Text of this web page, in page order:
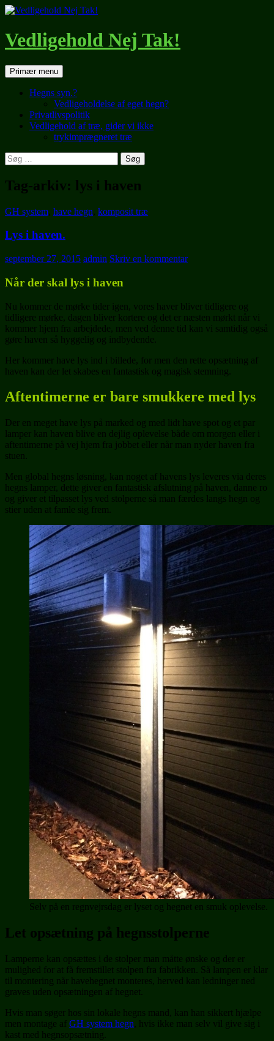
Hop
indhold
Vedligehold Nej Tak!
SøgPrimær menu
Hegns syn.?
Vedligeholdelse af eget hegn?
Privatlivspolitik
Vedligehold af træ, gider vi ikke
trykimprægneret træ
Søg
efter:
Tag-arkiv: lys i haven
GH system, have hegn, komposit træ
Lys i haven.
september 27, 2015 admin Skriv en kommentar
Når der skal lys i haven
Nu kommer de mørke tider igen, vores haver bliver tidligere og
tidligere mørke, dagen bliver kortere og det er næsten mørkt når vi
kommer hjem fra arbejdede, men ved denne tid kan vi samtidig også
gøre haven så hyggelig og indbydende.
Her kommer have lys ind i billede, for men den rette opsætning af
haven kan der let skabes en fantastisk og magisk stemning.
Aftentimerne er bare smukkere med lys
Der en meget have lys på marked og med lidt have spot og et par
lamper kan haven blive en dejlig oplevelse både om morgen eller i
aftentimerne på vej hjem fra jobbet eller når man nyder haven fra
stuen.
Men global hegns løsning, kan noget af havens lys leveres via deres
hegns lamper, dette giver en fantastisk afslutning på haven, danne ro
og giver et tilpasset lys ved stolperne så man færdes langs hegn og
stier uden at famle sig frem.
Selv på en regnvejrsdag er lyset og hegnet en smuk oplevelse.
Let opsætning på hegnsstolperne
Lamperne kan opsættes i de stolper man måtte ønske og der er
mulighed for at få fremstillet stolpen fra fabrikken. Så lampen er klar
til montering når havehegnet monteres, herved kan ledninger ned
graves uden opsætningen af hegnet.
Hvis man søger hos sin lokale hegns mand, kan han sikkert hjælpe
men montage af GH system hegn, hvis ikke man selv vil give sig i
kast med hegnsopsætning.